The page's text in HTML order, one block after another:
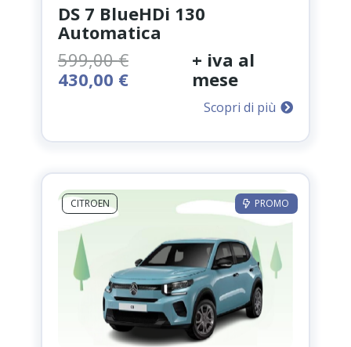
DS 7 BlueHDi 130
Automatica
599,00€
Il
era:
430,00 €Il
è:
+ iva al
mese
Scopri di più
CITROEN PROMO